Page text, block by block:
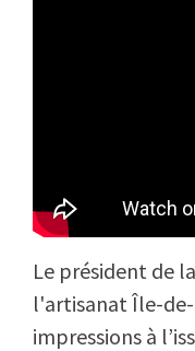
Le président de
l'artisanat Île-
impressions à